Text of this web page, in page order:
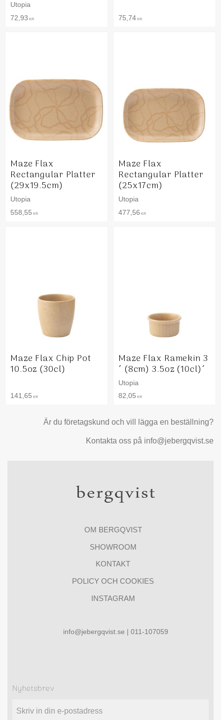
Utopia
72,93 KR 75,74 KR
Maze Flax
Rectangular Platter
(29x19.5cm)
Utopia
558,55 KR
Maze Flax
Rectangular Platter
(25x17cm)
Utopia
477,56 KR
Maze Flax Chip Pot
10.5oz (30cl)
141,65 KR
Maze Flax Ramekin 3
´ (8cm) 3.5oz (10cl)´
Utopia
82,05 KR
Är du företagskund och vill lägga en beställning?
Kontakta oss på info@jebergqvist.se
OM BERGQVIST
SHOWROOM
KONTAKT
POLICY OCH COOKIES
INSTAGRAM
info@jebergqvist.se | 011-107059
Nyhetsbrev